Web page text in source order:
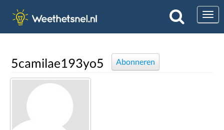
5camilae193yo5 Abonneren